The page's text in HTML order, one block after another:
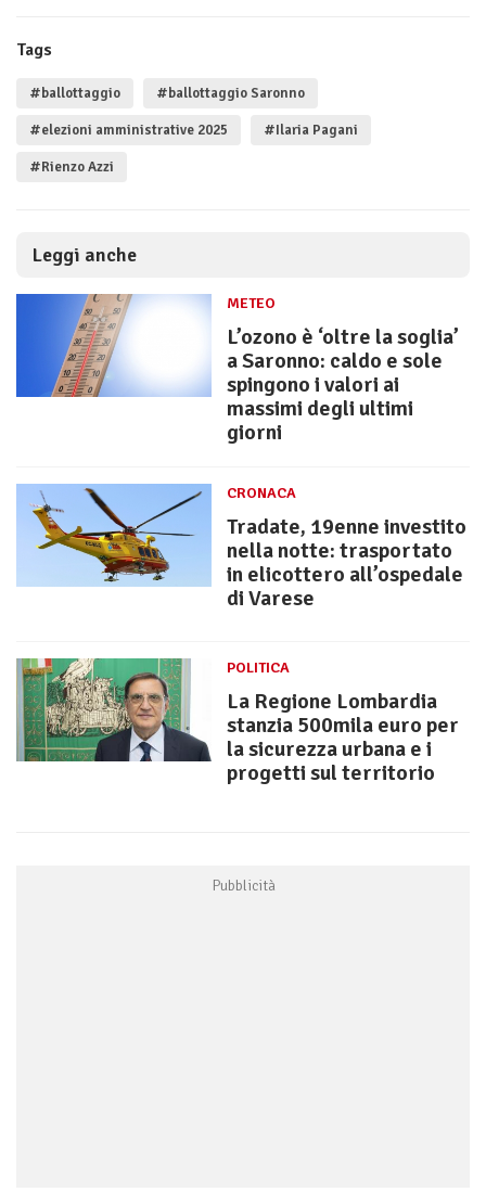
Tags
#ballottaggio #ballottaggio Saronno
#elezioni amministrative 2025 #Ilaria Pagani
#Rienzo Azzi
Leggi anche
METEO
L’ozono è ‘oltre la soglia’
a Saronno: caldo e sole
spingono i valori ai
massimi degli ultimi
giorni
CRONACA
Tradate, 19enne investito
nella notte: trasportato
in elicottero all’ospedale
di Varese
POLITICA
La Regione Lombardia
stanzia 500mila euro per
la sicurezza urbana e i
progetti sul territorio